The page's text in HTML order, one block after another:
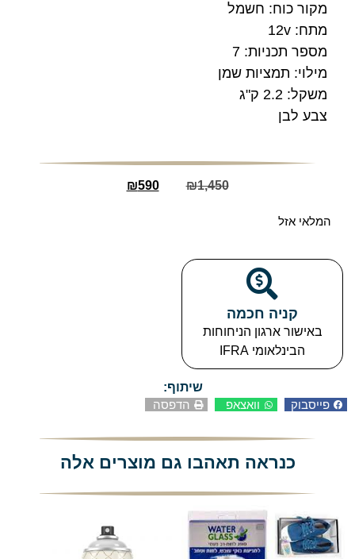
מקור כוח: חשמל
מתח: 12v
מספר תכניות: 7
מילוי: תמציות שמן
משקל: 2.2 ק"ג
צבע לבן
₪1,450
₪590
המלאי אזל
קניה חכמה​
באישור ארגון הניחוחות
הבינלאומי IFRA
שיתוף:
פייסבוק
וואצאפ הדפסה
כנראה תאהבו גם מוצרים אלה